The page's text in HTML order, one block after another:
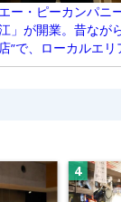
エー・ピーカンパニ
」が開業。昔なが
店”で、ローカルエ